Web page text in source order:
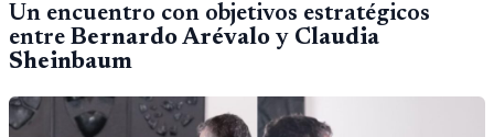
Un encuentro con objetivos estratégicos
entre Bernardo Arévalo y Claudia
Sheinbaum